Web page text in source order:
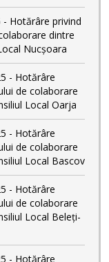
- Hotărâre privind
dintre
Nucșoara
- Hotărâre
de colaborare
Local Oarja
- Hotărâre
de colaborare
Local Bascov
- Hotărâre
de colaborare
Local Beleți-
- Hotărâre